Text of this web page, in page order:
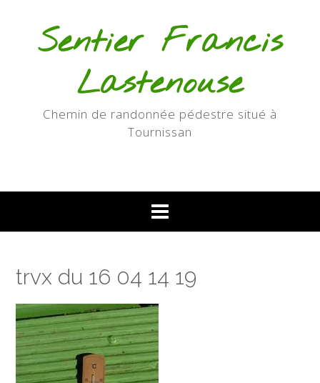
Sentier Francis
Lastenouse
Chemin de randonnée pédestre situé à
Tournissan
trvx du 16 04 14 19